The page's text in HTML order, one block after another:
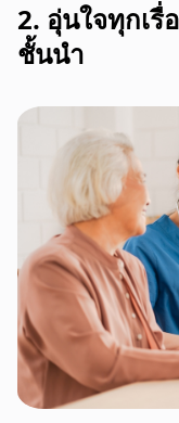
2. อุ่นใจทุกเรื่
ชั้นนำ